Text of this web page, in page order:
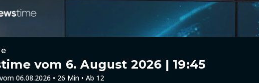
vom 6. August 2026 | 19:45
06.08.2026 • 26 Min • Ab 12